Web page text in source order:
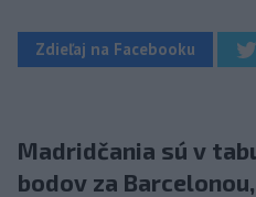
Zdieľaj na Facebooku
Madridčania sú v
bodov za